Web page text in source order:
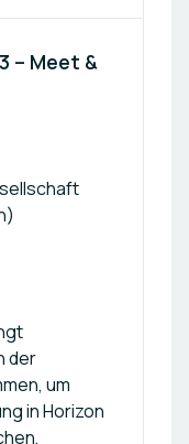
– Meet &
der
um
in Horizon